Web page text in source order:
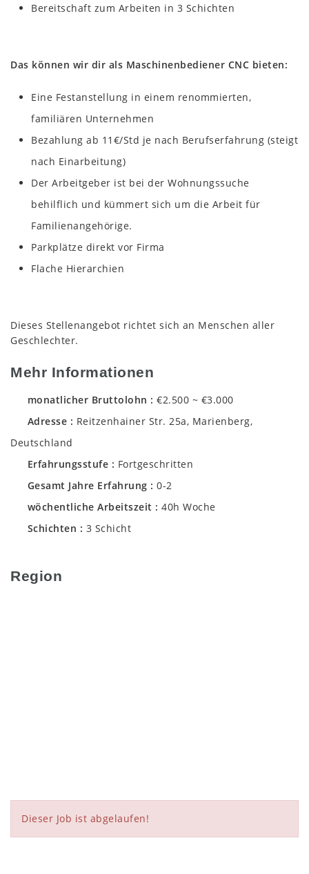
Bereitschaft zum Arbeiten in 3 Schichten
Das können wir dir als Maschinenbediener CNC bieten:
Eine Festanstellung in einem renommierten,
familiären Unternehmen
Bezahlung ab 11€/Std je nach Berufserfahrung (steigt
nach Einarbeitung)
Der Arbeitgeber ist bei der Wohnungssuche
behilflich und kümmert sich um die Arbeit für
Familienangehörige.
Parkplätze direkt vor Firma
Flache Hierarchien
Dieses Stellenangebot richtet sich an Menschen aller
Geschlechter.
Mehr Informationen
monatlicher Bruttolohn
€2.500 ~ €3.000
Adresse
Reitzenhainer Str. 25a, Marienberg,
Deutschland
Erfahrungsstufe
Fortgeschritten
Gesamt Jahre Erfahrung
0-2
wöchentliche Arbeitszeit
40h Woche
Schichten
3 Schicht
Region
Dieser Job ist abgelaufen!